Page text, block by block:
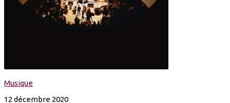
Musique
12 décembre 2020